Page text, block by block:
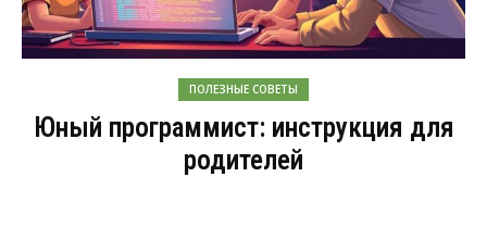
ПОЛЕЗНЫЕ СОВЕТЫ
Юный программист: инструкция для
родителей